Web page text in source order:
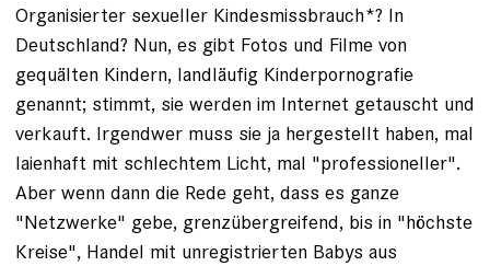
Organisierter sexueller Kindesmissbrauch*? In
Deutschland? Nun, es gibt Fotos und Filme von
gequälten Kindern, landläufig Kinderporno­grafie
genannt; stimmt, sie werden im Internet getauscht und
verkauft. Irgendwer muss sie ja hergestellt ­haben, mal
laienhaft mit schlechtem Licht, mal "professioneller".
Aber wenn dann die Rede geht, dass es ganze
"Netzwerke" gebe, grenzübergreifend, bis in "höchste
Kreise", Handel mit unregistrierten Babys aus